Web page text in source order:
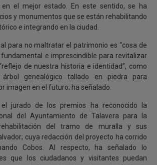
el mejor estado. En este sentido, se ha
y monumentos que se están rehabilitando
e integrando en la ciudad.
para no maltratar el patrimonio es “cosa de
fundamental e imprescindible para revitalizar
de nuestra historia e identidad”, como
genealógico tallado en piedra para
imagen en el futuro; ha señalado.
jurado de los premios ha reconocido la
del Ayuntamiento de Talavera para la
del tramo de muralla y sus
cuya redacción del proyecto ha corrido
Cobos. Al respecto, ha señalado lo
que los ciudadanos y visitantes puedan